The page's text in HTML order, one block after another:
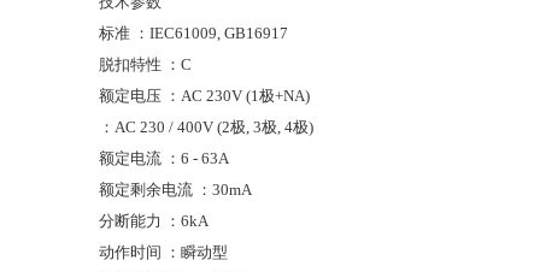
标准 ：IEC61009, GB16917
脱扣特性 ：C
额定电压 ：AC 230V (1极+NA)
：AC 230 / 400V (2极, 3极, 4极)
额定电流 ：6 - 63A
额定剩余电流 ：30mA
分断能力 ：6kA
动作时间 ：瞬动型